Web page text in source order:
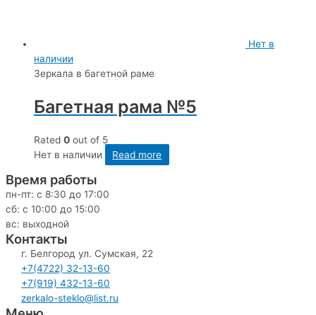
Нет в
наличии
Зеркала в багетной раме
Багетная рама №5
Rated 0 out of 5
Нет в наличии
Read more
Время работы
пн-пт: с 8:30 до 17:00
сб: c 10:00 до 15:00
вс: выходной
Контакты
г. Белгород ул. Сумская, 22
+7(4722) 32-13-60
+7(919) 432-13-60
zerkalo-steklo@list.ru